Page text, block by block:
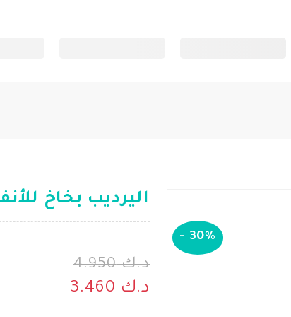
30%
-
اليرديب بخاخ للأنف 30
د.ك 4.950
د.ك 3.460